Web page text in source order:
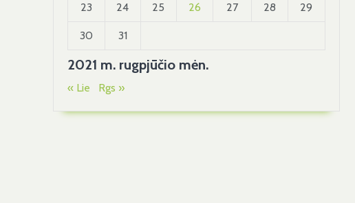
2021 m. rugpjūčio mėn.
23 24 25 26 27 28 29
30 31
« Lie Rgs »